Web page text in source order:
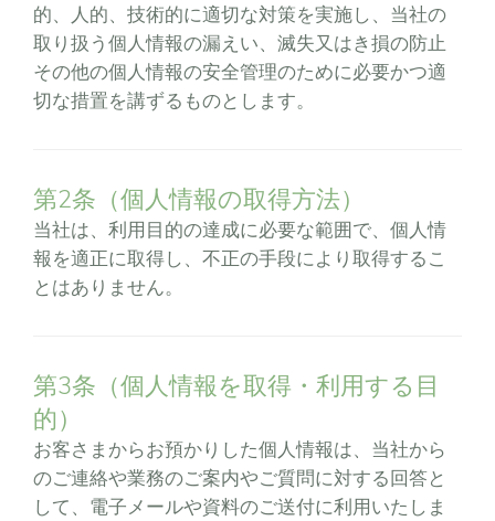
的、人的、技術的に適切な対策を実施し、当社の
取り扱う個人情報の漏えい、滅失又はき損の防止
その他の個人情報の安全管理のために必要かつ適
切な措置を講ずるものとします。
第2条（個人情報の取得方法）
当社は、利用目的の達成に必要な範囲で、個人情
報を適正に取得し、不正の手段により取得するこ
とはありません。
第3条（個人情報を取得・利用する目
的）
お客さまからお預かりした個人情報は、当社から
のご連絡や業務のご案内やご質問に対する回答と
して、電子メールや資料のご送付に利用いたしま